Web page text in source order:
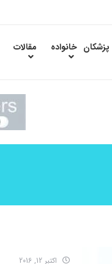
پزشکان خانواده مقالات
اکتبر 12, 2016